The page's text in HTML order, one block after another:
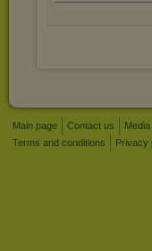
Main page Contact us Media
Terms and conditions
Privacy